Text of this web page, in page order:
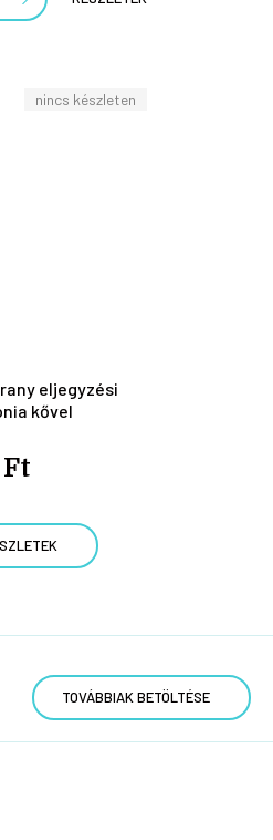
nincs készleten
eljegyzési
kővel
Ft
TOVÁBBIAK BETÖLTÉSE